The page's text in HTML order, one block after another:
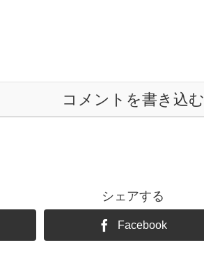
コメントを書き込む
シェアする
Facebook